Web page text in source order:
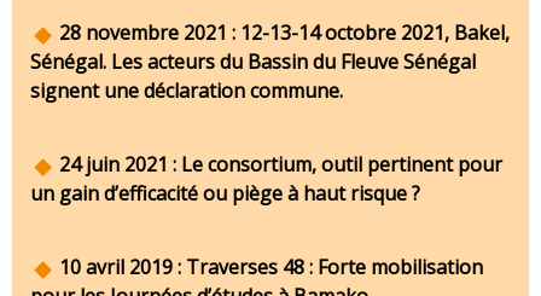
28 novembre 2021 : 12-13-14 octobre 2021, Bakel,
Sénégal. Les acteurs du Bassin du Fleuve Sénégal
signent une déclaration commune.
24 juin 2021 : Le consortium, outil pertinent pour
un gain d’efficacité ou piège à haut risque ?
10 avril 2019 : Traverses 48 : Forte mobilisation